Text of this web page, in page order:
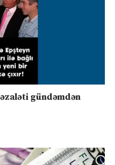
gündəmdən